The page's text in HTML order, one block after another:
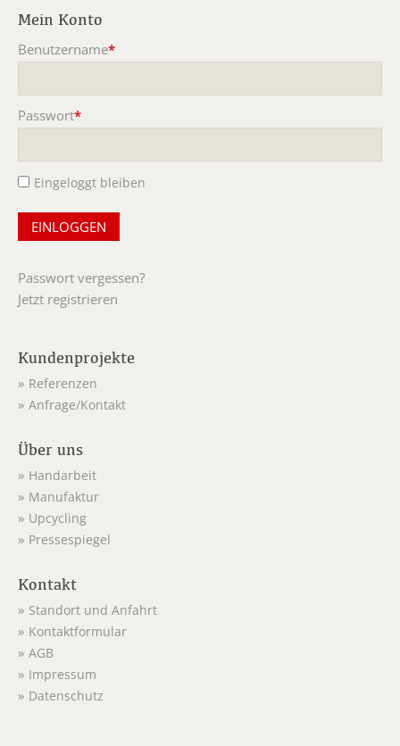
Mein Konto
Benutzername*
Passwort*
Eingeloggt bleiben
Passwort vergessen?
Jetzt registrieren
Kundenprojekte
Referenzen
Anfrage/Kontakt
Über uns
Handarbeit
Manufaktur
Upcycling
Pressespiegel
Kontakt
Standort und Anfahrt
Kontaktformular
AGB
Impressum
Datenschutz